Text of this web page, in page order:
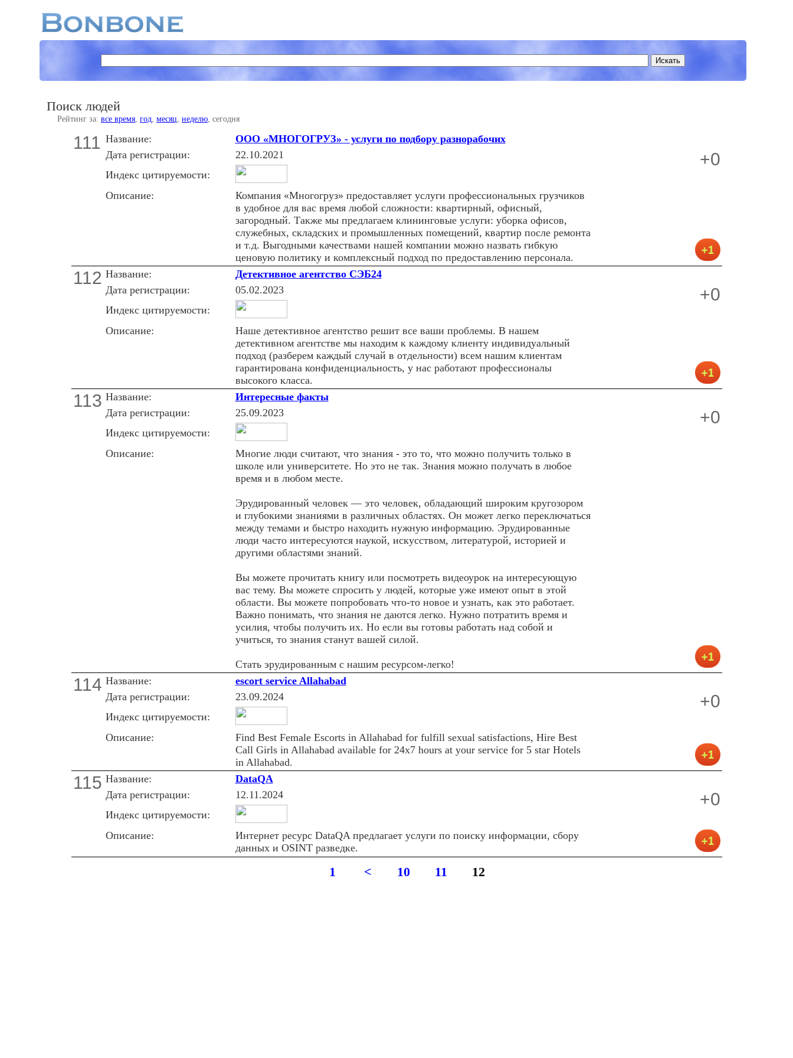
Поиск людей
Рейтинг за:все время,год,месяц,неделю, сегодня
111 Название: ООО «МНОГОГРУЗ» - услуги по подбору разнорабочих
+0
Дата регистрации:
22.10.2021
Индекс цитируемости:
Описание:
Компания «Многогруз» предоставляет услуги профессиональных грузчиков
в удобное для вас время любой сложности: квартирный, офисный,
загородный. Также мы предлагаем клининговые услуги: уборка офисов,
служебных, складских и промышленных помещений, квартир после ремонта
и т.д. Выгодными качествами нашей компании можно назвать гибкую
ценовую политику и комплексный подход по предоставлению персонала.
112 Название: Детективное агентство СЭБ24
+0
Дата регистрации:
05.02.2023
Индекс цитируемости:
Описание:
Наше детективное агентство решит все ваши проблемы. В нашем
детективном агентстве мы находим к каждому клиенту индивидуальный
подход (разберем каждый случай в отдельности) всем нашим клиентам
гарантирована конфиденциальность, у нас работают профессионалы
высокого класса.
113 Название: Интересные факты
+0
Дата регистрации:
25.09.2023
Индекс цитируемости:
Описание:
Многие люди считают, что знания - это то, что можно получить только в
школе или университете. Но это не так. Знания можно получать в любое
время и в любом месте.
Эрудированный человек — это человек, обладающий широким кругозором
и глубокими знаниями в различных областях. Он может легко переключаться
между темами и быстро находить нужную информацию. Эрудированные
люди часто интересуются наукой, искусством, литературой, историей и
другими областями знаний.
Вы можете прочитать книгу или посмотреть видеоурок на интересующую
вас тему. Вы можете спросить у людей, которые уже имеют опыт в этой
области. Вы можете попробовать что-то новое и узнать, как это работает.
Важно понимать, что знания не даются легко. Нужно потратить время и
усилия, чтобы получить их. Но если вы готовы работать над собой и
учиться, то знания станут вашей силой.
Стать эрудированным с нашим ресурсом-легко!
114 Название: escort service Allahabad
+0
Дата регистрации:
23.09.2024
Индекс цитируемости:
Описание:
Find Best Female Escorts in Allahabad for fulfill sexual satisfactions, Hire Best
Call Girls in Allahabad available for 24x7 hours at your service for 5 star Hotels
in Allahabad.
115 Название: DataQA
+0
Дата регистрации:
12.11.2024
Индекс цитируемости:
Описание:
Интернет ресурс DataQA предлагает услуги по поиску информации, сбору
данных и OSINT разведке.
1 < 10 11 12